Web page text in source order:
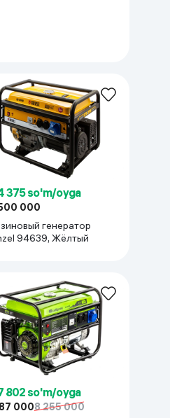
375 so'm/oyga
000
генератор
Denzel 94639, Жёлтый
802 so'm/oyga
0008 255 000